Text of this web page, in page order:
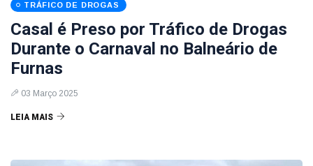
TRÁFICO DE DROGAS
Casal é Preso por Tráfico de Drogas
Durante o Carnaval no Balneário de
Furnas
03 Março 2025
LEIA MAIS